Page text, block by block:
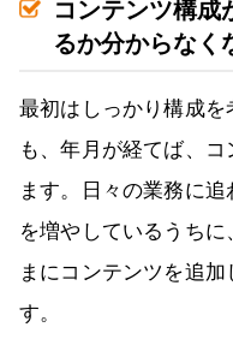
コンテンツ構成
るか分からなく
最初はしっかり構成
も、年月が経てば、
ます。日々の業務に
を増やしているうち
まにコンテンツを追
す。